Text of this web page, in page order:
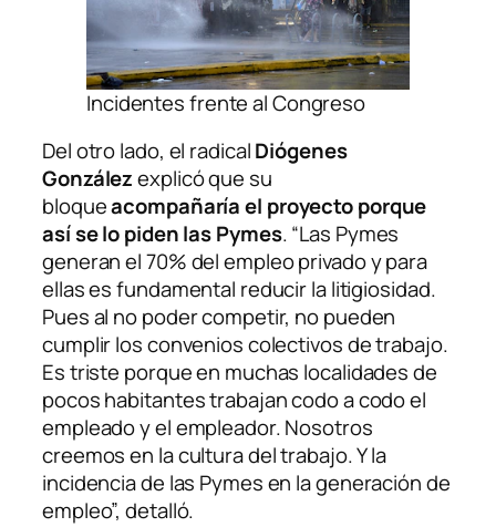
Incidentes frente al Congreso
Del otro lado, el radicalDiógenes
Gonzálezexplicó que su
bloqueacompañaría el proyecto porque
así se lo piden las Pymes. “Las Pymes
generan el 70% del empleo privado y para
ellas es fundamental reducir la litigiosidad.
Pues al no poder competir, no pueden
cumplir los convenios colectivos de trabajo.
Es triste porque en muchas localidades de
pocos habitantes trabajan codo a codo el
empleado y el empleador. Nosotros
creemos en la cultura del trabajo. Y la
incidencia de las Pymes en la generación de
empleo”, detalló.